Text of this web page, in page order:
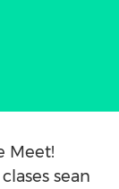
Meet!
sean